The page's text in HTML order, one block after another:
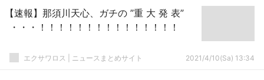
【速報】那須川天心、ガチの ”重 大 発 表”
・・・！！！！！！！！！！！！！！！
エクサワロス | ニュースまとめサイト 2021/4/10(Sa) 13:34